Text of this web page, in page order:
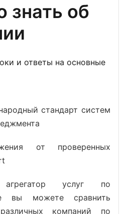
знать об
и ответы на основные
стандарт систем
от проверенных
услуг по
вы можете сравнить
компаний по